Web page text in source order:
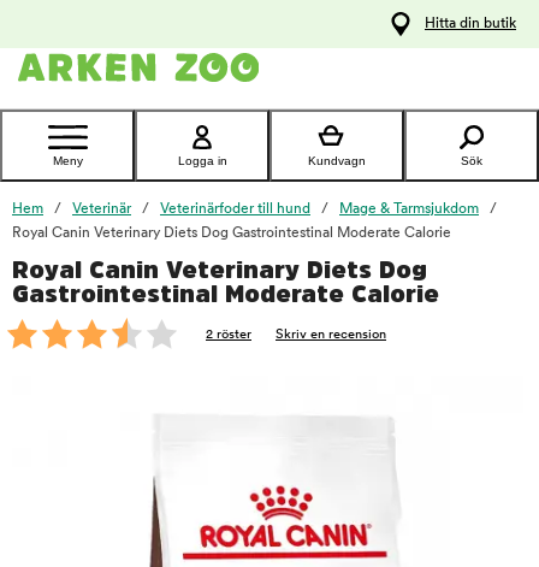
Kontakta
Hitta din butik
Meny Logga in Kundvagn Sök
Hem Veterinär Veterinärfoder till hund
Mage & Tarmsjukdom
Royal Canin Veterinary Diets Dog Gastrointestinal Moderate Calorie
Royal Canin Veterinary Diets Dog
Gastrointestinal Moderate Calorie
2 röster Skriv en recension
foo